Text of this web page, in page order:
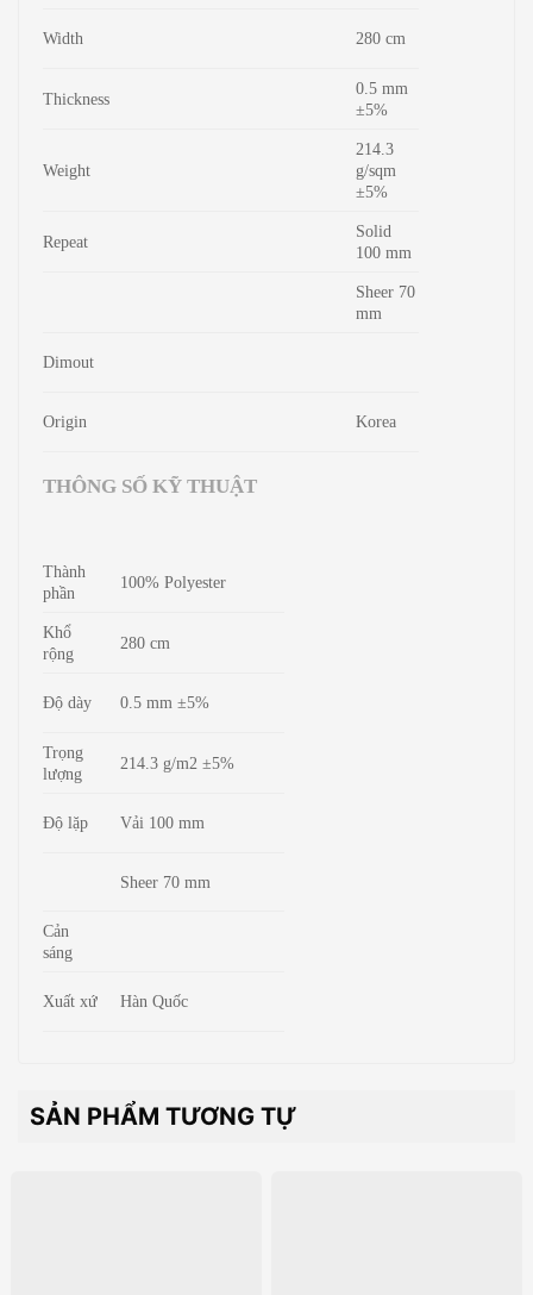
Width 280 cm
Thickness
0.5 mm
±5%
Weight
214.3
g/sqm
±5%
Repeat
Solid
100 mm
Sheer 70
mm
Dimout
Origin Korea
THÔNG SỐ KỸ THUẬT
Thành
phần
100% Polyester
Khổ
rộng
280 cm
Độ dày 0.5 mm ±5%
Trọng
lượng
214.3 g/m2 ±5%
Độ lặp Vải 100 mm
Sheer 70 mm
Cản
sáng
Xuất xứ Hàn Quốc
SẢN PHẨM TƯƠNG TỰ